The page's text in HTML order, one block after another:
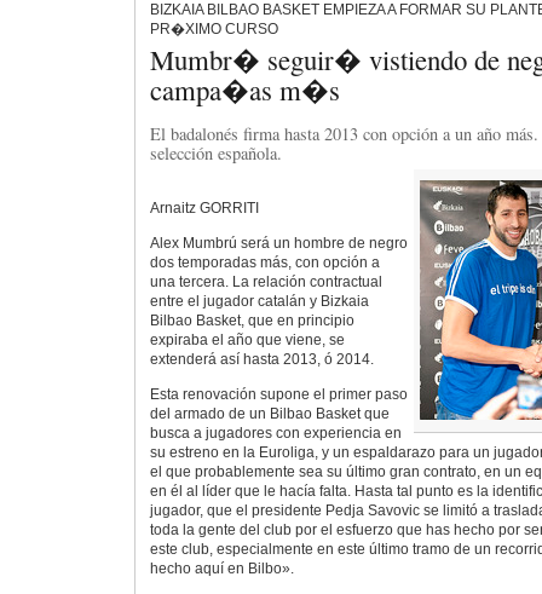
BIZKAIA BILBAO BASKET EMPIEZA A FORMAR SU
PR�XIMO CURSO
Mumbr� seguir� vistiendo de
campa�as m�s
El badalonés firma hasta 2013 con opción a un año
selección española.
Arnaitz GORRITI
Alex Mumbrú será un hombre de negro
dos temporadas más, con opción a
una tercera. La relación contractual
entre el jugador catalán y Bizkaia
Bilbao Basket, que en principio
expiraba el año que viene, se
extenderá así hasta 2013, ó 2014.
Esta renovación supone el primer paso
del armado de un Bilbao Basket que
busca a jugadores con experiencia en
su estreno en la Euroliga, y un espaldarazo para un
el que probablemente sea su último gran contrato, en un
en él al líder que le hacía falta. Hasta tal punto es la
jugador, que el presidente Pedja Savovic se limitó a
toda la gente del club por el esfuerzo que has hecho por
este club, especialmente en este último tramo de un
hecho aquí en Bilbo».